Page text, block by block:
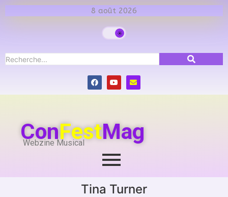
8 août 2026
ConFestMag
Webzine Musical
Tina Turner